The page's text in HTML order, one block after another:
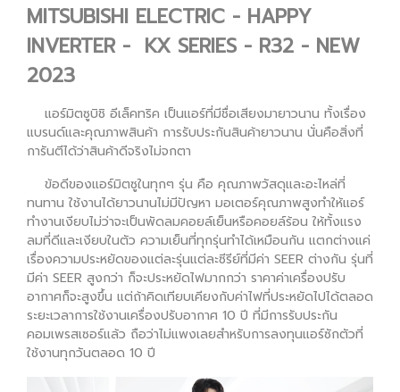
MITSUBISHI ELECTRIC - HAPPY
INVERTER - KX SERIES - R32 - NEW
2023
แอร์มิตซูบิชิ อีเล็คทริค เป็นแอร์ที่มีชื่อเสียงมายาวนาน ทั้งเรื่อง
แบรนด์และคุณภาพสินค้า การรับประกันสินค้ายาวนาน นั่นคือสิ่งที่
การันตีได้ว่าสินค้าดีจริงไม่จกตา
ข้อดีของแอร์มิตซูในทุกๆ รุ่น คือ คุณภาพวัสดุและอะไหล่ที่
ทนทาน ใช้งานได้ยาวนานไม่มีปัญหา มอเตอร์คุณภาพสูงทำให้แอร์
ทำงานเงียบไม่ว่าจะเป็นพัดลมคอยล์เย็นหรือคอยล์ร้อน ให้ทั้งแรง
ลมที่ดีและเงียบในตัว ความเย็นที่ทุกรุ่นทำได้เหมือนกัน แตกต่างแค่
เรื่องความประหยัดของแต่ละรุ่นแต่ละซีรีย์ที่มีค่า SEER ต่างกัน รุ่นที่
มีค่า SEER สูงกว่า ก็จะประหยัดไฟมากกว่า ราคาค่าเครื่องปรับ
อากาศก็จะสูงขึ้น แต่ถ้าคิดเทียบเคียงกับค่าไฟที่ประหยัดไปได้ตลอด
ระยะเวลาการใช้งานเครื่องปรับอากาศ 10 ปี ที่มีการรับประกัน
คอมเพรสเซอร์แล้ว ถือว่าไม่แพงเลยสำหรับการลงทุนแอร์ซักตัวที่
ใช้งานทุกวันตลอด 10 ปี